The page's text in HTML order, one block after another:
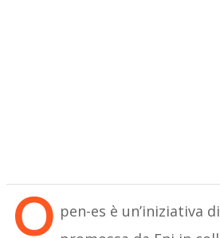
O pen-es è un’iniziativa